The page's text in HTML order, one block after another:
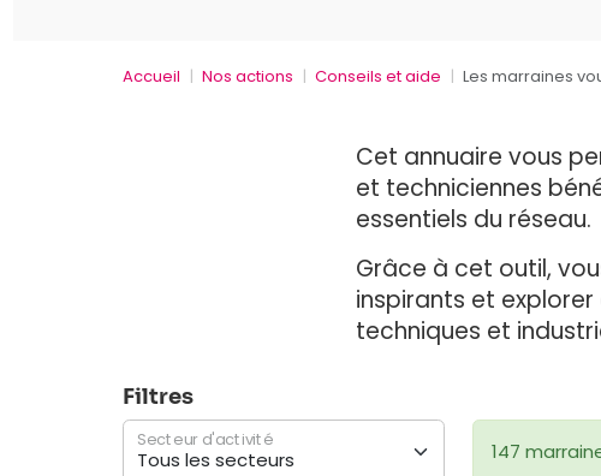
Accueil Nos actions Conseils et aide Les marraines
Cet annuaire vous
et techniciennes
essentiels du réseau.
Grâce à cet outil,
inspirants et
techniques et
Filtres
Secteur d'activité
147